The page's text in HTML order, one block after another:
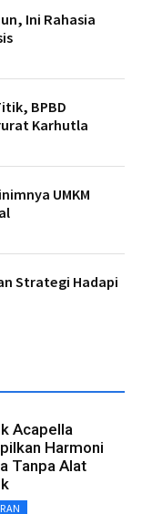
Ini Rahasia
BPBD
Karhutla
UMKM
Strategi Hadapi
Acapella
Harmoni
Tanpa Alat